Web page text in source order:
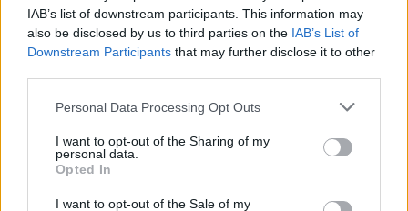
IAB’s list of downstream participants. This information may
also be disclosed by us to third parties on the IAB’s List of
Downstream Participants that may further disclose it to other
Please note that this website/app uses one or more Google
not limited to your visit or usage behaviour. You may click to
grant or deny consent to Google and its third-party tags to
use your data for below specified purposes in below Google
consent section.
Personal Data Processing Opt Outs
I want to opt-out of the Sharing of my
personal data.
Opted In
I want to opt-out of the Sale of my
Το τέλος στελεχών του ΣΚΑΪ: Το χρονικό ενός
Αλαφούζου
07.08.2026 ΧΡΊΣΛΑ ΓΕΩΡΓΑΚΟΠΟΎΛΟΥ